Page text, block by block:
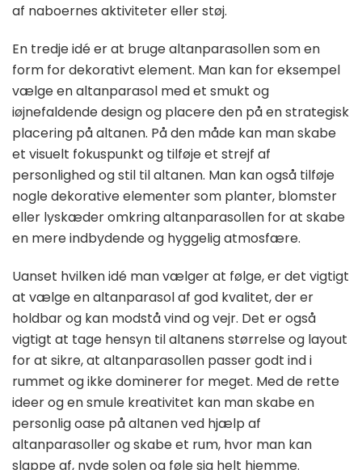
af naboernes aktiviteter eller støj.
En tredje idé er at bruge altanparasollen som en
form for dekorativt element. Man kan for eksempel
vælge en altanparasol med et smukt og
iøjnefaldende design og placere den på en strategisk
placering på altanen. På den måde kan man skabe
et visuelt fokuspunkt og tilføje et strejf af
personlighed og stil til altanen. Man kan også tilføje
nogle dekorative elementer som planter, blomster
eller lyskæder omkring altanparasollen for at skabe
en mere indbydende og hyggelig atmosfære.
Uanset hvilken idé man vælger at følge, er det vigtigt
at vælge en altanparasol af god kvalitet, der er
holdbar og kan modstå vind og vejr. Det er også
vigtigt at tage hensyn til altanens størrelse og layout
for at sikre, at altanparasollen passer godt ind i
rummet og ikke dominerer for meget. Med de rette
ideer og en smule kreativitet kan man skabe en
personlig oase på altanen ved hjælp af
altanparasoller og skabe et rum, hvor man kan
slappe af, nyde solen og føle sig helt hjemme.